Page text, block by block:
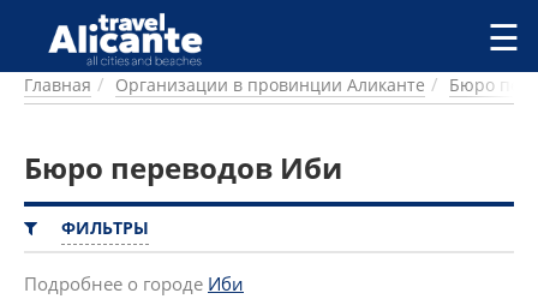
Перейти к основному содержанию
ГОРОДА
ПИТАНИЕ
ПРОЖИВАНИЕ
ПЛЯЖИ
ДОСТОПРИМЕЧАТЕЛЬНОСТИ
КЕМПИНГ
☰
Главная Организации в провинции Аликанте Бюро
Бюро переводов Иби
ФИЛЬТРЫ
Подробнее о городе Иби